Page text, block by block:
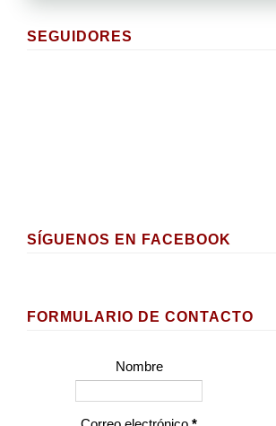
SEGUIDORES
SÍGUENOS EN FACEBOOK
FORMULARIO DE CONTACTO
Nombre